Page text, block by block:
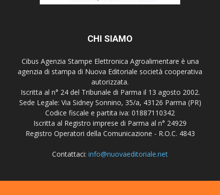
CHI SIAMO
Cibus Agenzia Stampe Elettronica Agroalimentare è una
agenzia di stampa di Nuova Editoriale società cooperativa
autorizzata.
Iscritta al n° 24 del Tribunale di Parma il 13 agosto 2002.
Sede Legale: Via Sidney Sonnino, 35/a, 43126 Parma (PR)
Codice fiscale e partita iva: 01887110342
Iscritta al Registro imprese di Parma al n° 24929
Registro Operatori della Comunicazione - R.O.C. 4843
Contattaci: info@nuovaeditoriale.net